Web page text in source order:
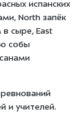
испанских
North запёк
сыре, East
собы
и учителей.